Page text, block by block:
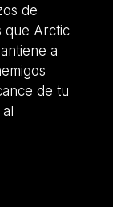
de
que Arctic
a
de tu